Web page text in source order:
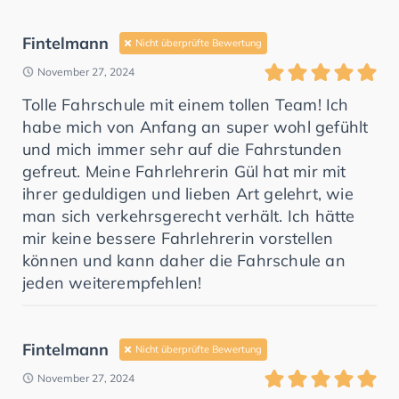
Fintelmann Nicht überprüfte Bewertung
November 27, 2024
Tolle Fahrschule mit einem tollen Team! Ich
habe mich von Anfang an super wohl gefühlt
und mich immer sehr auf die Fahrstunden
gefreut. Meine Fahrlehrerin Gül hat mir mit
ihrer geduldigen und lieben Art gelehrt, wie
man sich verkehrsgerecht verhält. Ich hätte
mir keine bessere Fahrlehrerin vorstellen
können und kann daher die Fahrschule an
jeden weiterempfehlen!
Fintelmann Nicht überprüfte Bewertung
November 27, 2024